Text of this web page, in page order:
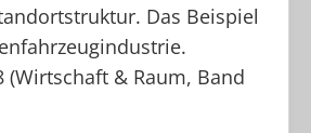
Das Beispiel
(Wirtschaft & Raum, Band